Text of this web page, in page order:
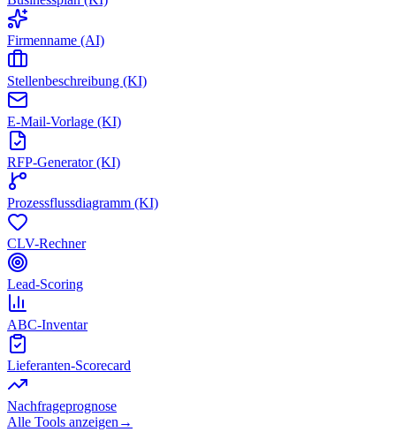
Firmenname (AI)
Stellenbeschreibung (KI)
E-Mail-Vorlage (KI)
RFP-Generator (KI)
Prozessflussdiagramm (KI)
CLV-Rechner
Lead-Scoring
ABC-Inventar
Lieferanten-Scorecard
Nachfrageprognose
Alle Tools anzeigen →